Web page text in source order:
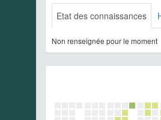
Etat des connaissances
Non renseignée pour le moment